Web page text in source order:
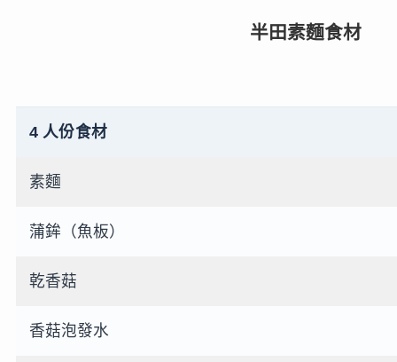
半田素麵食材
4 人份食材
素麵
蒲鉾（魚板）
乾香菇
香菇泡發水